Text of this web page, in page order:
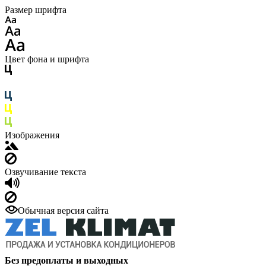
Размер шрифта
Цвет фона и шрифта
Изображения
Озвучивание текста
Обычная версия сайта
Без предоплаты и выходных